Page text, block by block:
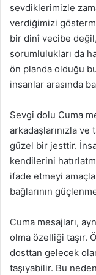
sevdiklerimizle
verdiğimizi
bir dinî vecibe
sorumlulukları da
ön planda olduğu
insanlar arasında
Sevgi dolu Cuma
arkadaşlarınızla ve
güzel bir jesttir.
kendilerini
ifade etmeyi
bağlarının
Cuma mesajları,
olma özelliği taşır.
dosttan gelecek
taşıyabilir. Bu